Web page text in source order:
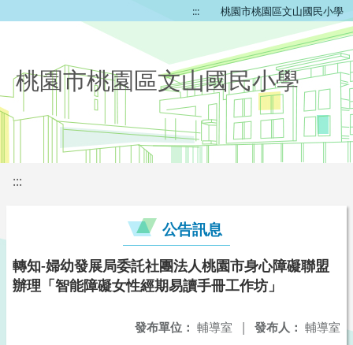
::: 桃園市桃園區文山國民小學
桃園市桃園區文山國民小學
:::
公告訊息
轉知-婦幼發展局委託社團法人桃園市身心障礙聯盟
辦理「智能障礙女性經期易讀手冊工作坊」
發布人： 輔導室
發布單位： 輔導室 |